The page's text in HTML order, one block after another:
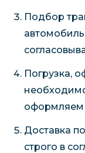
Подбор
Погрузка,
оформляем
Доставка
строго в